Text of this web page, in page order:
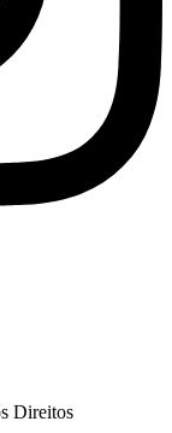
Direitos